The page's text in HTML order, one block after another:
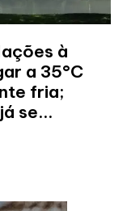
à
a 35°C
fria;
se...